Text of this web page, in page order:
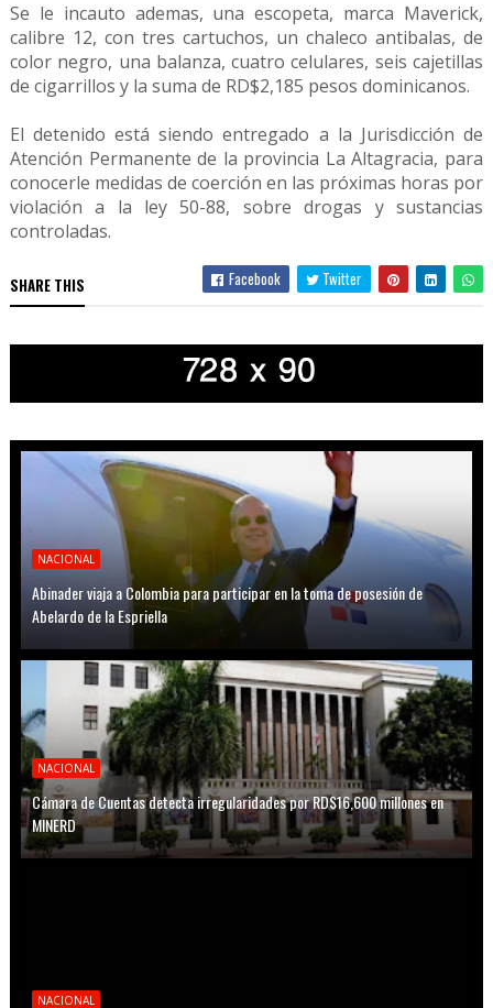
Se le incauto ademas, una escopeta, marca Maverick,
calibre 12, con tres cartuchos, un chaleco antibalas, de
color negro, una balanza, cuatro celulares, seis cajetillas
de cigarrillos y la suma de RD$2,185 pesos dominicanos.
El detenido está siendo entregado a la Jurisdicción de
Atención Permanente de la provincia La Altagracia, para
conocerle medidas de coerción en las próximas horas por
violación a la ley 50-88, sobre drogas y sustancias
controladas.
SHARE THIS Facebook Twitter
NACIONAL
Abinader viaja a Colombia para participar en la toma de posesión de
Abelardo de la Espriella
NACIONAL
Cámara de Cuentas detecta irregularidades por RD$16,600 millones en
MINERD
NACIONAL